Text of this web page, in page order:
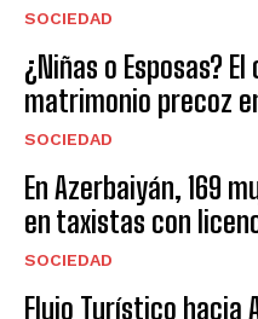
SOCIEDAD
¿Niñas o Esposas?
matrimonio precoz
SOCIEDAD
En Azerbaiyán, 169
en taxistas con
SOCIEDAD
Flujo Turístico hacia